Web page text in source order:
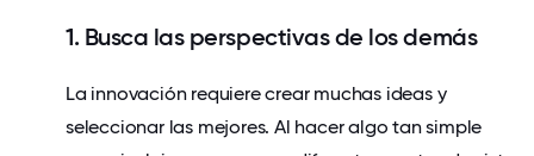
1. Busca las perspectivas de los demás
La innovación requiere crear muchas ideas y
seleccionar las mejores. Al hacer algo tan simple